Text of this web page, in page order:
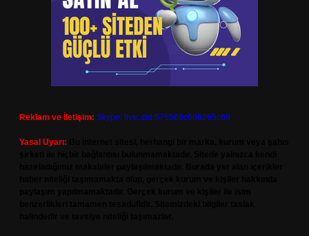
Reklam ve İletişim: Skype: live:.cid.575569c608265c69
Yasal Uyarı: